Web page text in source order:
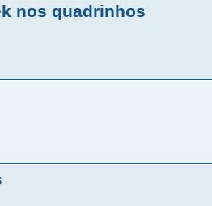
nos quadrinhos